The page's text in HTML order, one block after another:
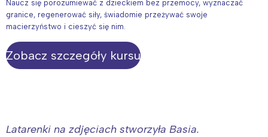
Naucz się porozumiewać z dzieckiem bez przemocy, wyznaczać
granice, regenerować siły, świadomie przeżywać swoje
macierzyństwo i cieszyć się nim.
Zobacz szczegóły kursu
Latarenki na zdjęciach stworzyła Basia.